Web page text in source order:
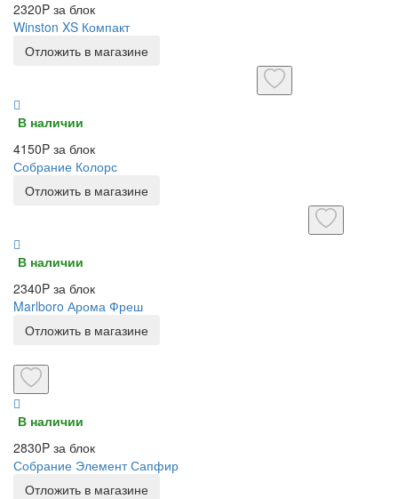
2320P за блок
Winston XS Компакт
Отложить в магазине
В наличии
4150P за блок
Собрание Колорс
Отложить в магазине
В наличии
2340P за блок
Marlboro Арома Фреш
Отложить в магазине
В наличии
2830P за блок
Собрание Элемент Сапфир
Отложить в магазине